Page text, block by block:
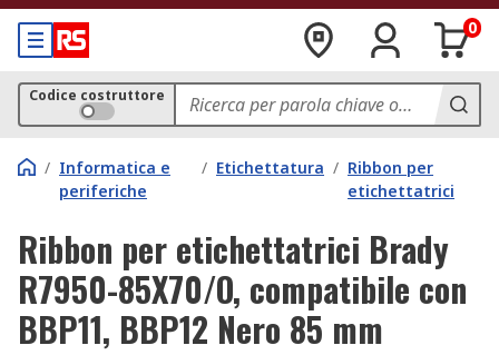
0
Codice costruttore
/ Informatica e
periferiche
/ Etichettatura / Ribbon per
etichettatrici
Ribbon per etichettatrici Brady
R7950-85X70/O, compatibile con
BBP11, BBP12 Nero 85 mm